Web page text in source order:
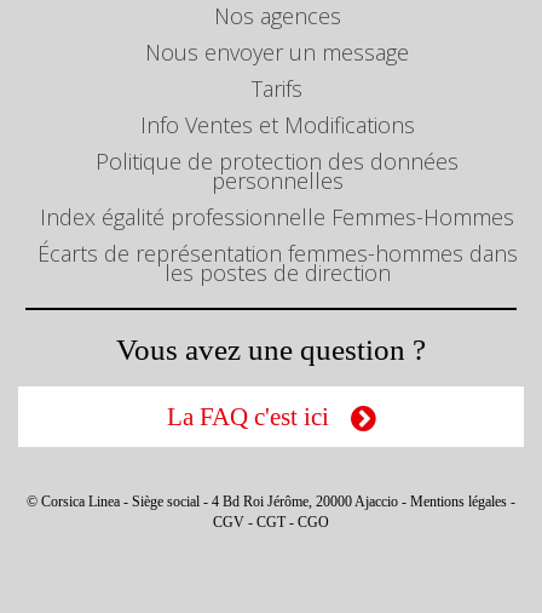
Nos agences
Nous envoyer un message
Tarifs
Info Ventes et Modifications
Politique de protection des données
personnelles
Index égalité professionnelle Femmes-Hommes
Écarts de représentation femmes-hommes dans
les postes de direction
Vous avez une question ?
La FAQ c'est ici
© Corsica Linea - Siège social - 4 Bd Roi Jérôme, 20000 Ajaccio - Mentions légales -
CGV - CGT- CGO